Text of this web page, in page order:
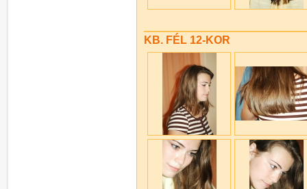
KB. FÉL 12-KOR